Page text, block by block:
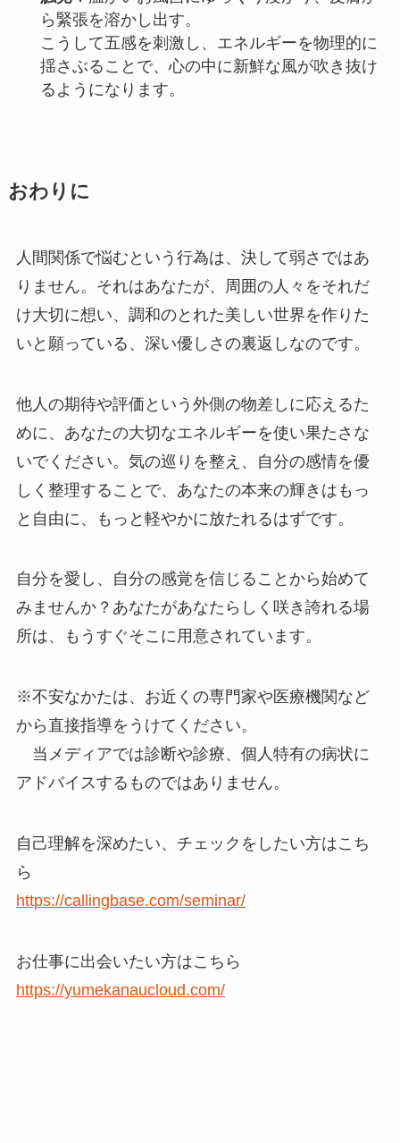
ら緊張を溶かし出す。
こうして五感を刺激し、エネルギーを物理的に
揺さぶることで、心の中に新鮮な風が吹き抜け
るようになります。
おわりに
人間関係で悩むという行為は、決して弱さではあ
りません。それはあなたが、周囲の人々をそれだ
け大切に想い、調和のとれた美しい世界を作りた
いと願っている、深い優しさの裏返しなのです。
他人の期待や評価という外側の物差しに応えるた
めに、あなたの大切なエネルギーを使い果たさな
いでください。気の巡りを整え、自分の感情を優
しく整理することで、あなたの本来の輝きはもっ
と自由に、もっと軽やかに放たれるはずです。
自分を愛し、自分の感覚を信じることから始めて
みませんか？あなたがあなたらしく咲き誇れる場
所は、もうすぐそこに用意されています。
※不安なかたは、お近くの専門家や医療機関など
から直接指導をうけてください。
当メディアでは診断や診療、個人特有の病状に
アドバイスするものではありません。
自己理解を深めたい、チェックをしたい方はこち
ら
https://callingbase.com/seminar/
お仕事に出会いたい方はこちら
https://yumekanaucloud.com/